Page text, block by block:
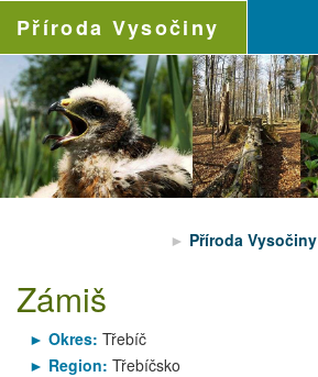
Příroda Vysočiny
Příroda Vysočiny
Zámiš
Okres: Třebíč
Region: Třebíčsko